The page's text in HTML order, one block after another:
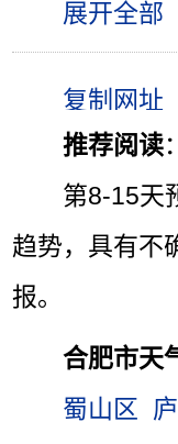
展开全部
推荐阅读：
第8-15天
趋势，具有不
报。
合肥市天
蜀山区